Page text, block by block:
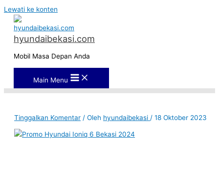
Lewati ke konten
hyundaibekasi.com
Mobil Masa Depan Anda
Main Menu
Tinggalkan Komentar / Oleh hyundaibekasi /18 Oktober 2023